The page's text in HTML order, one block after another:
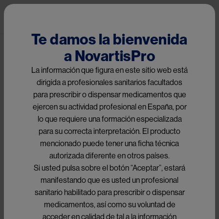
Pasar al contenido principal
CardiovascularPro
Voces del
Experto
Te damos la bienvenida
a NovartisPro
La información que figura en este sitio web está
dirigida a profesionales sanitarios facultados
para prescribir o dispensar medicamentos que
ejercen su actividad profesional en España, por
lo que requiere una formación especializada
para su correcta interpretación. El producto
mencionado puede tener una ficha técnica
autorizada diferente en otros países.
Si usted pulsa sobre el botón “Aceptar”, estará
manifestando que es usted un profesional
sanitario habilitado para prescribir o dispensar
medicamentos, así como su voluntad de
acceder en calidad de tal a la información